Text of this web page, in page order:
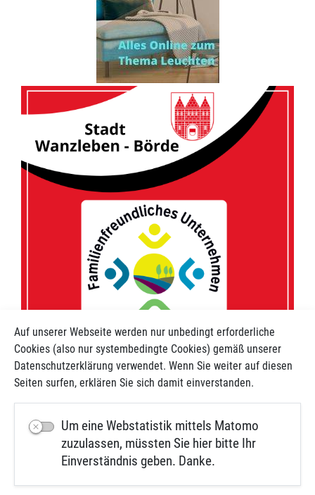
Auf unserer Webseite werden nur unbedingt erforderliche
Cookies (also nur systembedingte Cookies) gemäß unserer
Datenschutzerklärung verwendet. Wenn Sie weiter auf diesen
Seiten surfen, erklären Sie sich damit einverstanden.
Um eine Webstatistik mittels Matomo
zuzulassen, müssten Sie hier bitte Ihr
Einverständnis geben. Danke.
nach Oben
Kontakt
Impressum